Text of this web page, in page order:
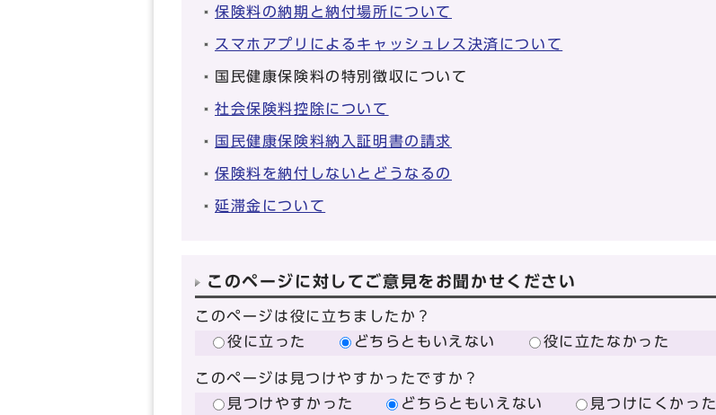
保険料の納期と納付場所について
スマホアプリによるキャッシュレス決済について
国民健康保険料の特別徴収について
社会保険料控除について
国民健康保険料納入証明書の請求
保険料を納付しないとどうなるの
延滞金について
このページに対してご意見をお聞かせください
このページは役に立ちましたか？
役に立った
どちらともいえない 役に立たなかった
このページは見つけやすかったですか？
見つけやすかった
どちらともいえない 見つけにくかった